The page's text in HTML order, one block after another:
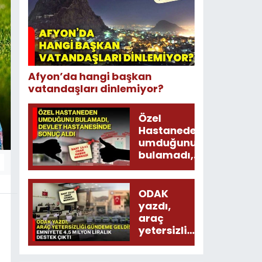
Afyon’da hangi başkan
vatandaşları dinlemiyor?
Özel
Hastaneden
umduğunu
bulamadı,
Devlet
Hastanesinde
sonuç aldı
ODAK
yazdı,
araç
yetersizliği
gündeme